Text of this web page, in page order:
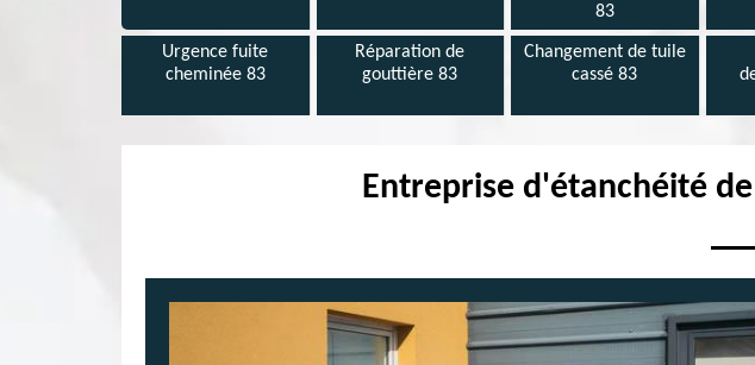
83
Urgence fuite
cheminée 83
Réparation de
gouttière 83
Changement de tuile
cassé 83
Entreprise d'étanchéité